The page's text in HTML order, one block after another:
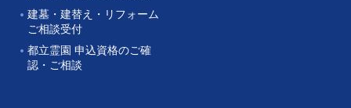
建墓・建替え・リフォーム
ご相談受付
都立霊園 申込資格のご確
認・ご相談